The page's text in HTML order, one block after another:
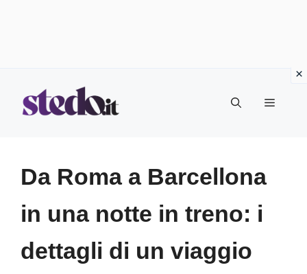
Menu
Da Roma a Barcellona
in una notte in treno: i
dettagli di un viaggio